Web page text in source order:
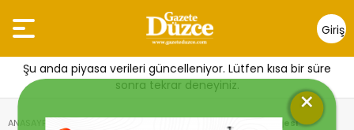
Giriş
Yap
Şu anda piyasa verileri güncelleniyor. Lütfen kısa bir süre
sonra tekrar deneyiniz.
ANASAYFA Düzce Tarımsal Kalkınma Merkezi Projesi
×